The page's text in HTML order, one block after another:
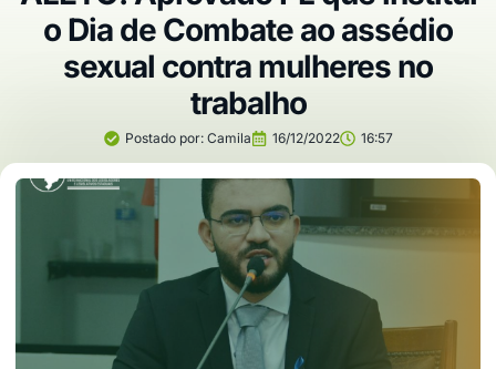
o Dia de Combate ao assédio
sexual contra mulheres no
trabalho
Postado por:Camila 16/12/2022 16:57